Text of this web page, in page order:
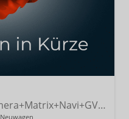
ST 204PS 4Drive AHK+Mamera+Matrix+Navi+GV4+Kessy+Parklenk+Alarm
Neuwagen